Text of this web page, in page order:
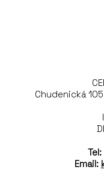
Chudenická
Tel:
Email: